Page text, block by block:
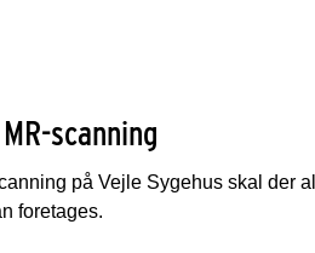
scanning
på Vejle Sygehus skal der
foretages.